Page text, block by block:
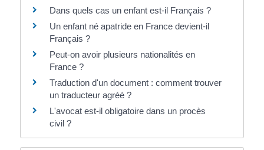
Dans quels cas un enfant est-il Français ?
Un enfant né apatride en France devient-il
Français ?
Peut-on avoir plusieurs nationalités en
France ?
Traduction d'un document : comment trouver
un traducteur agréé ?
L'avocat est-il obligatoire dans un procès
civil ?